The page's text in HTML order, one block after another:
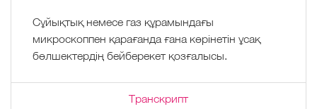
Сұйықтық немесе газ құрамындағы
микроскоппен қарағанда ғана көрінетін ұсақ
бөлшектердің бейберекет қозғалысы.
Транскрипт